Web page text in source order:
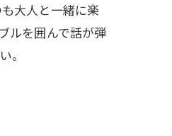
大人と一緒に楽
ルを囲んで話が弾
。